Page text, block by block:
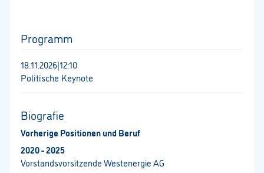
Programm
18.11.2026|12:10
Politische Keynote
Biografie
Vorherige Positionen und Beruf
2020 - 2025
Vorstandsvorsitzende Westenergie AG